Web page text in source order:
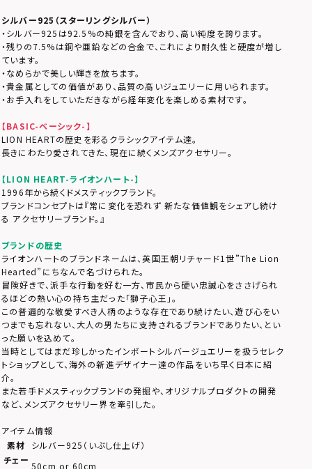
シルバー925（スターリングシルバー）
・シルバー925は92.5%の純銀を含んでおり、高い純度を誇ります。
・残りの7.5%は銅や亜鉛などの合金で、これにより耐久性と硬度が増し
ています。
・なめらかで美しい輝きを放ちます。
・貴金属としての価値があり、品質の高いジュエリーに用いられます。
・お手入れをしていただきながら経年変化を楽しめる素材です。
【BASIC-ベーシック-】
LION HEARTの歴史を彩るクラシックアイテム達。
長きにわたり愛されてきた、現在に続くメンズアクセサリー。
【LION HEART-ライオンハート-】
1996年から続くドメスティックブランド。
ブランドコンセプトは『常に変化を恐れず 新たな価値観をシェアし続け
る アクセサリーブランド。』
ブランドの歴史
ライオンハートのブランドネームは、英国王朝リチャード1世”The Lion
Hearted”にちなんで名づけられた。
冒険好きで、派手な行動を好む一方、市民から硬い忠誠心をささげられ
るほどの熱い心の持ち主だった「獅子心王」。
この普遍的な敬愛すべき人柄のような存在であり続けたい、遊び心をい
つまでも忘れない、大人の男たちに支持されるブランドでありたい、とい
った願いを込めて。
当時としてはまだ珍しかったインポートシルバージュエリーを扱うセレク
トショップとして、海外の新進デザイナー達の作品をいち早く日本に紹
介。
また若手ドメスティックブランドの発掘や、オリジナルプロダクトの開発
など、メンズアクセサリー界を牽引した。
アイテム情報
素材
シルバー925（いぶし仕上げ）
チェー
50cm or 60cm